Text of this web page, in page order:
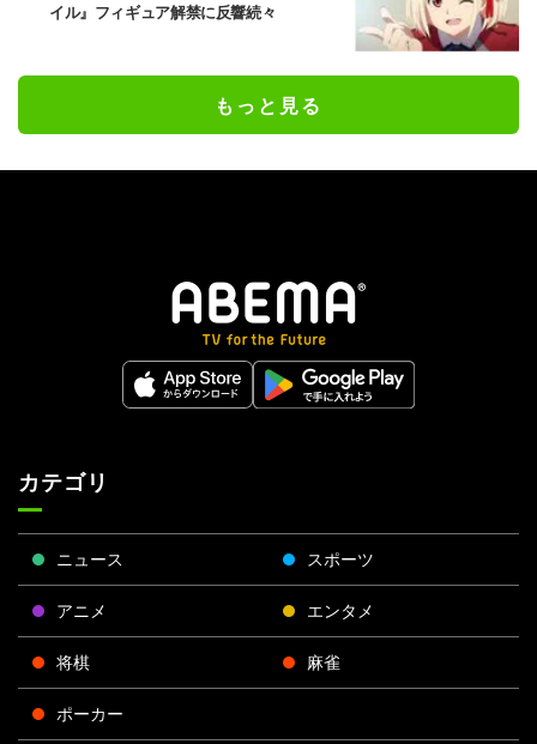
イル』フィギュア解禁に反響続々
もっと見る
カテゴリ
ニュース スポーツ
アニメ エンタメ
将棋 麻雀
ポーカー